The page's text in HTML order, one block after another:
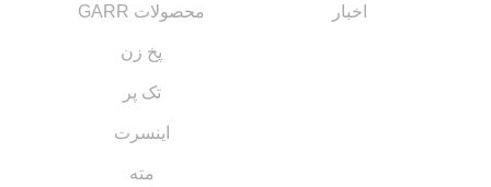
اخبار محصولات GARR
پخ زن
تک پر
اینسرت
مته